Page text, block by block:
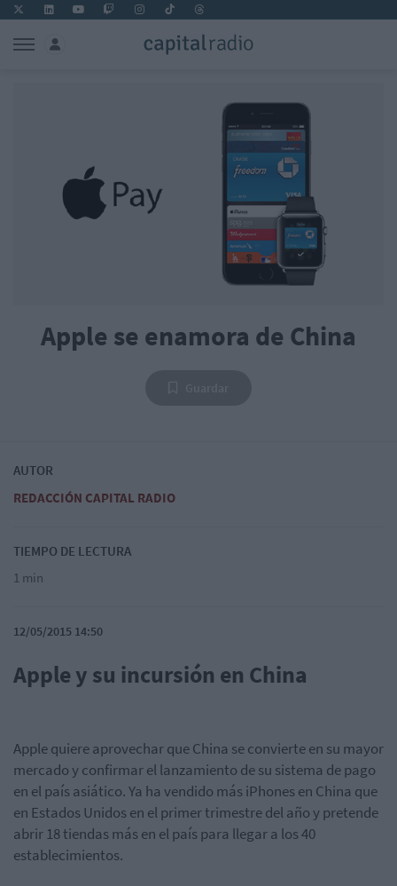
Apple se enamora de China
AUTOR
REDACCIÓN CAPITAL RADIO
TIEMPO DE LECTURA
1 min
12/05/2015 14:50
Apple y su incursión en China
Apple quiere aprovechar que China se convierte en su mayor
mercado y confirmar el lanzamiento de su sistema de pago
en el país asiático. Ya ha vendido más iPhones en China que
en Estados Unidos en el primer trimestre del año y pretende
abrir 18 tiendas más en el país para llegar a los 40
establecimientos.